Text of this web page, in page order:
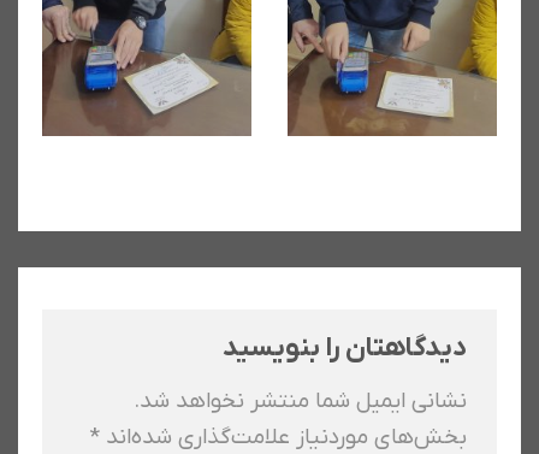
دیدگاهتان را بنویسید
نشانی ایمیل شما منتشر نخواهد شد.
بخش‌های موردنیاز علامت‌گذاری شده‌اند *